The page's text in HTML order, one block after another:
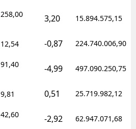
Siirt
Tekirdağ
Tokat
Trabzon
258,00 3,20 15.894.575,15
12,54 -0,87 224.740.006,90
91,40 -4,99 497.090.250,75
9,81 0,51 25.719.982,12
42,60 -2,92 62.947.071,68